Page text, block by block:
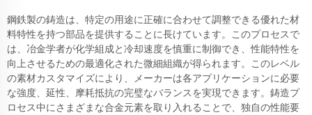
鋼鉄製の鋳造は、特定の用途に正確に合わせて調整できる優れた材
料特性を持つ部品を提供することに長けています。このプロセスで
は、冶金学者が化学組成と冷却速度を慎重に制御でき、性能特性を
向上させるための最適化された微細組織が得られます。このレベル
の素材カスタマイズにより、メーカーは各アプリケーションに必要
な強度、延性、摩耗抵抗の完璧なバランスを実現できます。鋳造プ
ロセス中にさまざまな合金元素を取り入れることで、独自の性能要